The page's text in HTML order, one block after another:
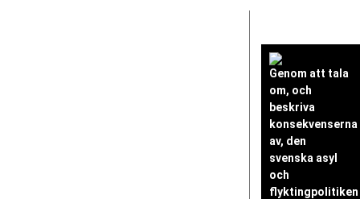
Genom att tala
om, och
beskriva
konsekvenserna
av, den
svenska asyl
och
flyktingpolitiken